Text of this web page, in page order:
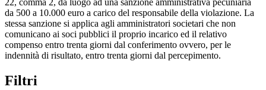
da 500 a 10.000 euro a carico del responsabile della violazione. La
stessa sanzione si applica agli amministratori societari che non
comunicano ai soci pubblici il proprio incarico ed il relativo
compenso entro trenta giorni dal conferimento ovvero, per le
indennità di risultato, entro trenta giorni dal percepimento.
Filtri